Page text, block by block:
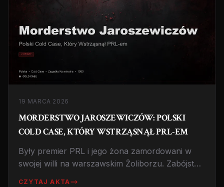
19 MARCA 2026
MORDERSTWO JAROSZEWICZÓW: POLSKI
COLD CASE, KTÓRY WSTRZĄSNĄŁ PRL-EM
Były premier PRL i jego żona zamordowani w
swojej willi na warszawskim Żoliborzu. Zabójstwo
CZYTAJ AKTA